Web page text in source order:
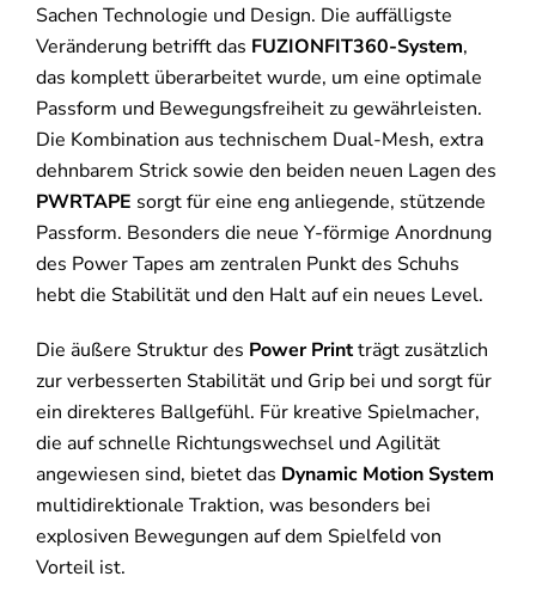
Sachen Technologie und Design. Die auffälligste
Veränderung betrifft das FUZIONFIT360-System,
das komplett überarbeitet wurde, um eine optimale
Passform und Bewegungsfreiheit zu gewährleisten.
Die Kombination aus technischem Dual-Mesh, extra
dehnbarem Strick sowie den beiden neuen Lagen des
PWRTAPE sorgt für eine eng anliegende, stützende
Passform. Besonders die neue Y-förmige Anordnung
des Power Tapes am zentralen Punkt des Schuhs
hebt die Stabilität und den Halt auf ein neues Level.
Die äußere Struktur des Power Printträgt zusätzlich
zur verbesserten Stabilität und Grip bei und sorgt für
ein direkteres Ballgefühl. Für kreative Spielmacher,
die auf schnelle Richtungswechsel und Agilität
angewiesen sind, bietet das Dynamic Motion System
multidirektionale Traktion, was besonders bei
explosiven Bewegungen auf dem Spielfeld von
Vorteil ist.